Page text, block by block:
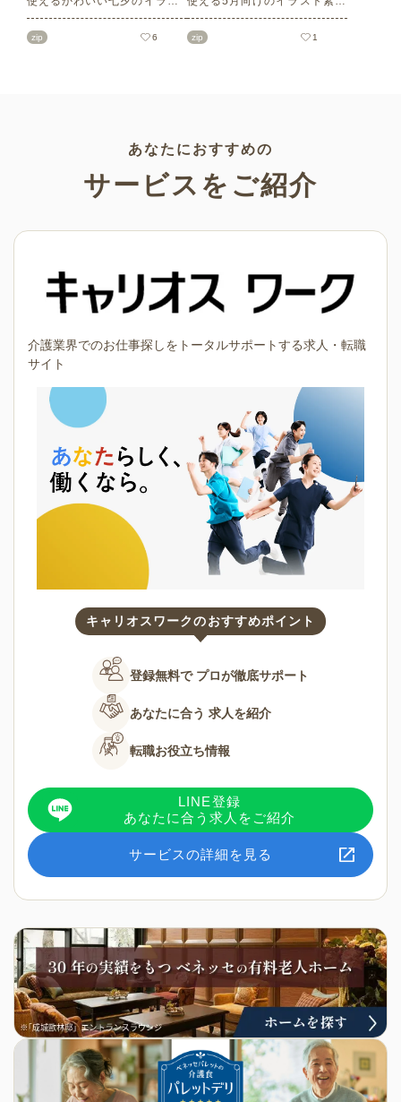
ト素材をご紹介します。短冊
の印刷用テンプレート、飾り
zip 6
を多数ご紹介します。商用フ
リーの可愛くておしゃれなイ
なシーンでご活用ください！
zip 1
あなたにおすすめの
サービスをご紹介
介護業界でのお仕事探しをトータルサポートする求人・転職
サイト
キャリオスワークのおすすめポイント
登録無料で プロが徹底サポート
あなたに合う 求人を紹介
転職お役立ち情報
LINE登録
あなたに合う求人をご紹介
サービスの詳細を見る